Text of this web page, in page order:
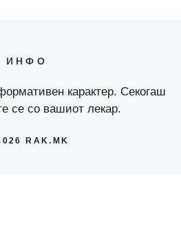
ИНФО
карактер. Секогаш
се со вашиот лекар.
RAK.MK